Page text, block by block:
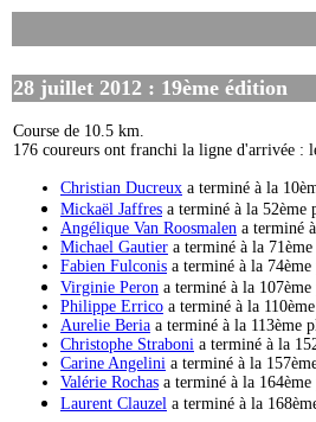
28 juillet 2012 : 19ème édition
Course de 10.5 km.
176 coureurs ont franchi la ligne d'arrivée :
Christian Ducreux a terminé à la
Mickaël Jaffres a terminé à la 52ème
Angélique Van Roosmalen a terminé
Michael Gautier a terminé à la
Fabien Fulconis a terminé à la
Virginie Peron a terminé à la
Philippe Errico a terminé à la
Aurelie Beria a terminé à la 113ème
Christophe Straboni a terminé à la
Carine Angelini a terminé à la
Valérie Rochas a terminé à la
Laurent Clauzel a terminé à la